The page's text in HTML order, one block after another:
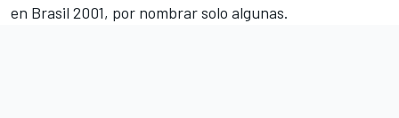
en Brasil 2001, por nombrar solo algunas.